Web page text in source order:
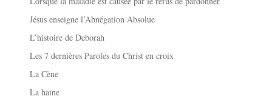
Jésus enseigne l’Abnégation Absolue
L’histoire de Deborah
Les 7 dernières Paroles du Christ en croix
La Cène
La haine